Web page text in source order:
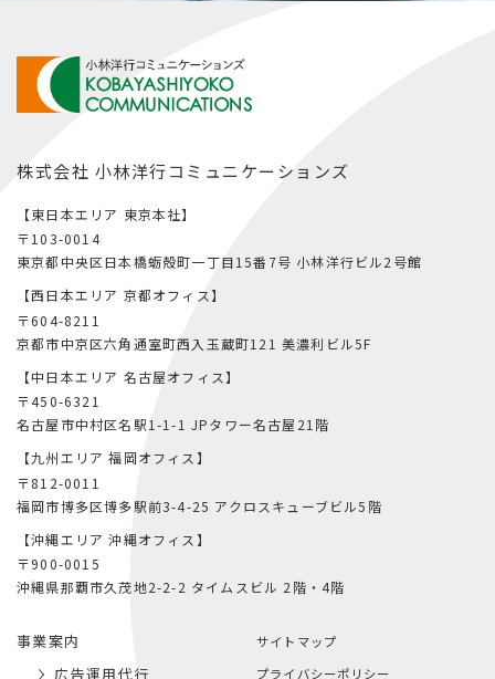
株式会社 小林洋行コミュニケーションズ
【東日本エリア 東京本社】
〒103-0014
東京都中央区日本橋蛎殻町一丁目15番7号 小林洋行ビル2号館
【西日本エリア 京都オフィス】
〒604-8211
京都市中京区六角通室町西入玉蔵町121 美濃利ビル5F
【中日本エリア 名古屋オフィス】
〒450-6321
名古屋市中村区名駅1-1-1 JPタワー名古屋21階
【九州エリア 福岡オフィス】
〒812-0011
福岡市博多区博多駅前3-4-25 アクロスキューブビル5階
【沖縄エリア 沖縄オフィス】
〒900-0015
沖縄県那覇市久茂地2-2-2 タイムスビル 2階・4階
事業案内
広告運用代行
サイトマップ
プライバシーポリシー